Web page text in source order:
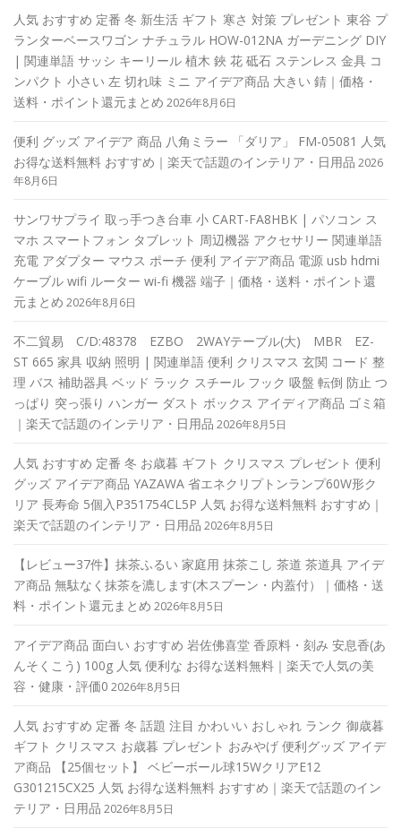
人気 おすすめ 定番 冬 新生活 ギフト 寒さ 対策 プレゼント 東谷 プ
ランターベースワゴン ナチュラル HOW-012NA ガーデニング DIY
| 関連単語 サッシ キーリール 植木 鋏 花 砥石 ステンレス 金具 コ
ンパクト 小さい 左 切れ味 ミニ アイデア商品 大きい 錆｜価格・
送料・ポイント還元まとめ 2026年8月6日
便利 グッズ アイデア 商品 八角ミラー 「ダリア」 FM-05081 人気
お得な送料無料 おすすめ｜楽天で話題のインテリア・日用品 2026
年8月6日
サンワサプライ 取っ手つき台車 小 CART-FA8HBK | パソコン ス
マホ スマートフォン タブレット 周辺機器 アクセサリー 関連単語
充電 アダプター マウス ポーチ 便利 アイデア商品 電源 usb hdmi
ケーブル wifi ルーター wi-fi 機器 端子｜価格・送料・ポイント還
元まとめ 2026年8月6日
不二貿易 C/D:48378 EZBO 2WAYテーブル(大) MBR EZ-
ST 665 家具 収納 照明 | 関連単語 便利 クリスマス 玄関 コード 整
理 バス 補助器具 ベッド ラック スチール フック 吸盤 転倒 防止 つ
っぱり 突っ張り ハンガー ダスト ボックス アイディア商品 ゴミ箱
｜楽天で話題のインテリア・日用品 2026年8月5日
人気 おすすめ 定番 冬 お歳暮 ギフト クリスマス プレゼント 便利
グッズ アイデア商品 YAZAWA 省エネクリプトンランプ60W形ク
リア 長寿命 5個入P351754CL5P 人気 お得な送料無料 おすすめ｜
楽天で話題のインテリア・日用品 2026年8月5日
【レビュー37件】抹茶ふるい 家庭用 抹茶こし 茶道 茶道具 アイデ
ア商品 無駄なく抹茶を漉します(木スプーン・内蓋付）｜価格・送
料・ポイント還元まとめ 2026年8月5日
アイデア商品 面白い おすすめ 岩佐佛喜堂 香原料・刻み 安息香(あ
んそくこう) 100g 人気 便利な お得な送料無料｜楽天で人気の美
容・健康・評価0 2026年8月5日
人気 おすすめ 定番 冬 話題 注目 かわいい おしゃれ ランク 御歳暮
ギフト クリスマス お歳暮 プレゼント おみやげ 便利グッズ アイデ
ア商品 【25個セット】 ベビーボール球15WクリアE12
G301215CX25 人気 お得な送料無料 おすすめ｜楽天で話題のイン
テリア・日用品 2026年8月5日